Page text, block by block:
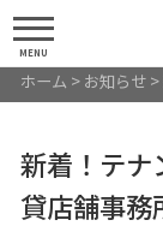
MENU
ホーム > お知らせ>
新着！テ
貸店舗事務